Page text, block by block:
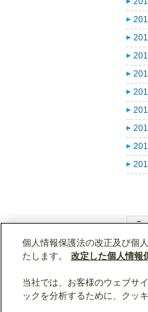
個人情報保護法の改正及び個
たします。
改定した個人情報
当社では、お客様のウェブサ
ックを分析するために、クッ